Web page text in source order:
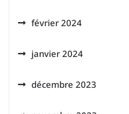
février 2024
janvier 2024
décembre 2023